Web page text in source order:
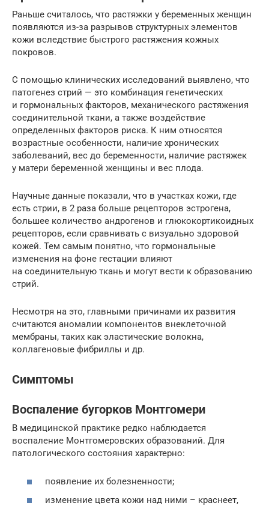
Раньше считалось, что растяжки у беременных женщин
появляются из-за разрывов структурных элементов
кожи вследствие быстрого растяжения кожных
покровов.
С помощью клинических исследований выявлено, что
патогенез стрий — это комбинация генетических
и гормональных факторов, механического растяжения
соединительной ткани, а также воздействие
определенных факторов риска. К ним относятся
возрастные особенности, наличие хронических
заболеваний, вес до беременности, наличие растяжек
у матери беременной женщины и вес плода.
Научные данные показали, что в участках кожи, где
есть стрии, в 2 раза больше рецепторов эстрогена,
большее количество андрогенов и глюкокортикоидных
рецепторов, если сравнивать с визуально здоровой
кожей. Тем самым понятно, что гормональные
изменения на фоне гестации влияют
на соединительную ткань и могут вести к образованию
стрий.
Несмотря на это, главными причинами их развития
считаются аномалии компонентов внеклеточной
мембраны, таких как эластические волокна,
коллагеновые фибриллы и др.
Симптомы
Воспаление бугорков Монтгомери
В медицинской практике редко наблюдается
воспаление Монтгомеровских образований. Для
патологического состояния характерно:
появление их болезненности;
изменение цвета кожи над ними – краснеет,